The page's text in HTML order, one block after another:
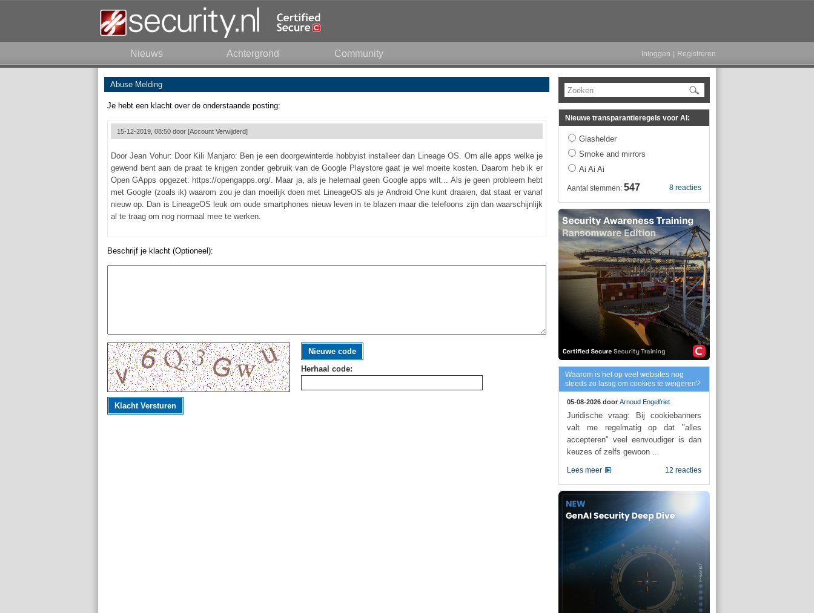
Nieuws Achtergrond Community Inloggen Registreren
Abuse Melding
Je hebt een klacht over de onderstaande posting:
15-12-2019, 08:50 door [Account Verwijderd]
Door Jean Vohur: Door Kili Manjaro: Ben je een doorgewinterde hobbyist installeer dan Lineage OS. Om alle apps welke je
gewend bent aan de praat te krijgen zonder gebruik van de Google Playstore gaat je wel moeite kosten. Daarom heb ik er
Open GApps opgezet: https://opengapps.org/. Maar ja, als je helemaal geen Google apps wilt... Als je geen probleem hebt
met Google (zoals ik) waarom zou je dan moeilijk doen met LineageOS als je Android One kunt draaien, dat staat er vanaf
nieuw op. Dan is LineageOS leuk om oude smartphones nieuw leven in te blazen maar die telefoons zijn dan waarschijnlijk
al te traag om nog normaal mee te werken.
Beschrijf je klacht (Optioneel):
Nieuwe code
Herhaal code:
Klacht Versturen
Zoeken
Nieuwe transparantieregels voor AI:
Glashelder
Smoke and mirrors
Ai Ai Ai
8 reacties
Aantal stemmen: 547
Waarom is het op veel websites nog
steeds zo lastig om cookies te weigeren?
05-08-2026 door Arnoud Engelfriet
Juridische vraag: Bij cookiebanners
valt me regelmatig op dat "alles
accepteren" veel eenvoudiger is dan
keuzes of zelfs gewoon ...
12 reacties
Lees meer